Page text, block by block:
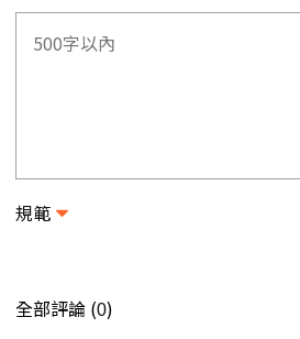
規範
全部評論 (0)